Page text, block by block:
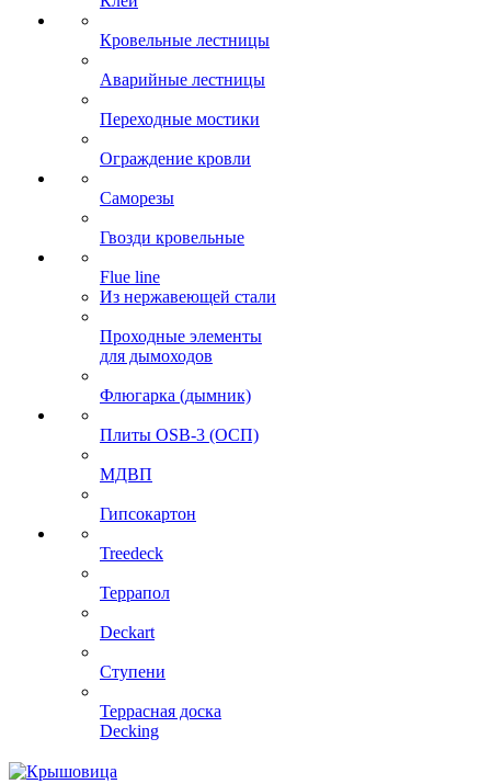
Кровельные лестницы
Аварийные лестницы
Переходные мостики
Ограждение кровли
Саморезы
Гвозди кровельные
Flue line
Из нержавеющей стали
Проходные элементы
для дымоходов
Флюгарка (дымник)
Плиты OSB-3 (ОСП)
МДВП
Гипсокартон
Treedeck
Террапол
Deckart
Ступени
Террасная доска
Decking